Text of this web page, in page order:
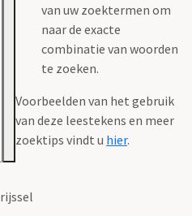
van uw zoektermen om
naar de exacte
combinatie van woorden
te zoeken.
Voorbeelden van het gebruik
van deze leestekens en meer
zoektips vindt u hier.